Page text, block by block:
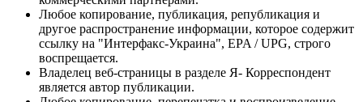
Любое копирование, публикация, републикация и
другое распространение информации, которое содержит
ссылку на "Интерфакс-Украина", EPA / UPG, строго
воспрещается.
Владелец веб-страницы в разделе Я- Корреспондент
является автор публикации.